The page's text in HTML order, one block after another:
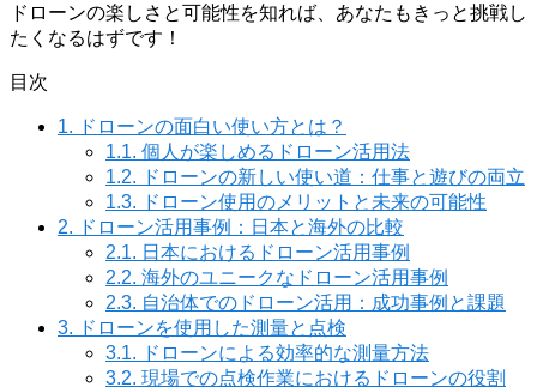
ドローンの楽しさと可能性を知れば、あなたもきっと挑戦し
たくなるはずです！
目次
1. ドローンの面白い使い方とは？
1.1. 個人が楽しめるドローン活用法
1.2. ドローンの新しい使い道：仕事と遊びの両立
1.3. ドローン使用のメリットと未来の可能性
2. ドローン活用事例：日本と海外の比較
2.1. 日本におけるドローン活用事例
2.2. 海外のユニークなドローン活用事例
2.3. 自治体でのドローン活用：成功事例と課題
3. ドローンを使用した測量と点検
3.1. ドローンによる効率的な測量方法
3.2. 現場での点検作業におけるドローンの役割